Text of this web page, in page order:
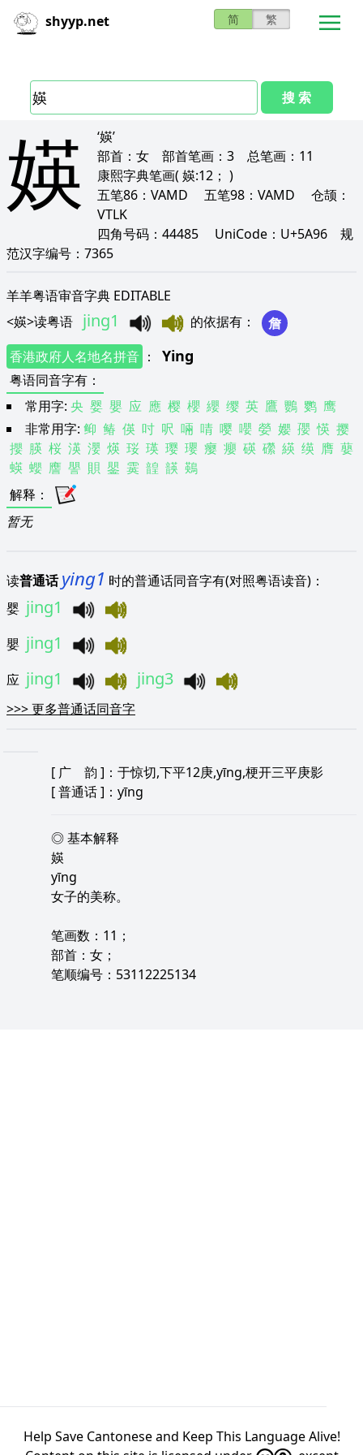
shyyp.net 简 繁
搜 索
媖
‘媖’
部首： 女 部首笔画： 3 总笔画： 11
康熙字典笔画( 媖:12； )
五笔86： VAMD 五笔98： VAMD 仓颉：
VTLK
四角号码： 44485 UniCode： U+5A96 规
范汉字编号： 7365
羊羊粤语审音字典 EDITABLE
<媖>读粤语 jing1 的依据有 ：
詹
香港政府人名地名拼音 ： Ying
粤语同音字有 ：
常用字: 央 婴 嬰 应 應 樱 櫻 纓 缨 英 鷹 鸚 鹦 鹰
非常用字: 䲟 䲠 偀 吋 呎 啢 啨 嘤 嚶 嫈 孆 孾 愥 撄
攖 朠 桜 渶 瀴 煐 珱 瑛 璎 瓔 瘿 癭 碤 礯 緓 绬 膺 蘡
蝧 蠳 譍 譻 賏 鑍 霙 韹 韺 鶧
解释 ：
暂无
读普通话 ying1 时的普通话同音字有(对照粤语读音)：
婴 jing1
嬰 jing1
应 jing1 jing3
>>>更多普通话同音字
[ 广 韵 ]：于惊切,下平12庚,yīng,梗开三平庚影
[普通话]：yīng
◎ 基本解释
媖
yīng
女子的美称。
笔画数：11；
部首：女；
笔顺编号：53112225134
Help Save Cantonese and Keep This Language Alive!